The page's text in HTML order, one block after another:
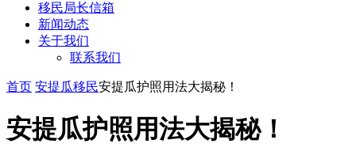
移民局长信箱
新闻动态
关于我们
联系我们
首页 安提瓜移民安提瓜护照用法大揭秘！
安提瓜护照用法大揭秘！